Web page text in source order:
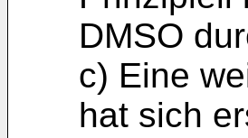
DMSO
c) Eine
hat sich